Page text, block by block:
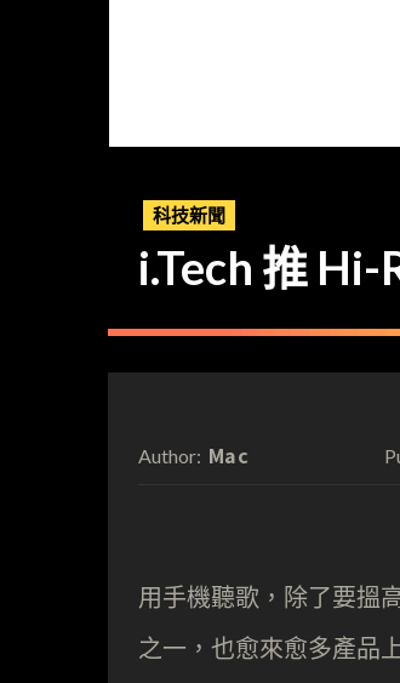
科技新聞
i.Tech 推
Author: Mac
用手機聽歌，除了要搵
之一，也愈來愈多產品